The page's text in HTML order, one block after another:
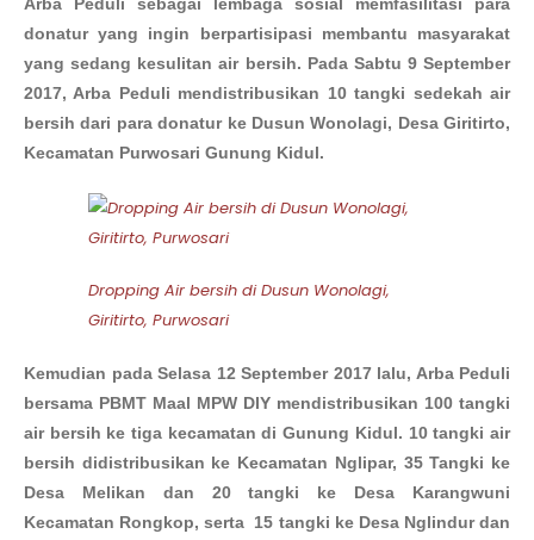
donatur yang ingin berpartisipasi membantu masyarakat
yang sedang kesulitan air bersih. Pada Sabtu 9 September
2017, Arba Peduli mendistribusikan 10 tangki sedekah air
bersih dari para donatur ke Dusun Wonolagi, Desa Giritirto,
Kecamatan Purwosari Gunung Kidul.
Dropping Air bersih di Dusun Wonolagi,
Giritirto, Purwosari
Kemudian pada Selasa 12 September 2017 lalu, Arba Peduli
bersama PBMT Maal MPW DIY mendistribusikan 100 tangki
air bersih ke tiga kecamatan di Gunung Kidul. 10 tangki air
bersih didistribusikan ke Kecamatan Nglipar, 35 Tangki ke
Desa Melikan dan 20 tangki ke Desa Karangwuni
Kecamatan Rongkop, serta 15 tangki ke Desa Nglindur dan